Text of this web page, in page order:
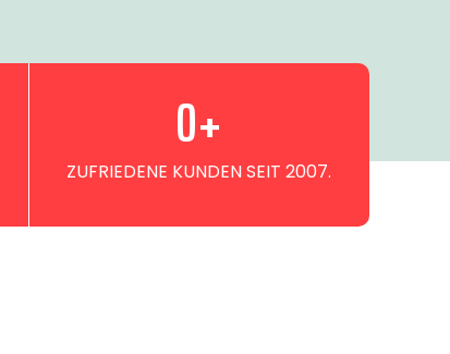
ZUFRIEDENE KUNDEN SEIT 2007.
0+